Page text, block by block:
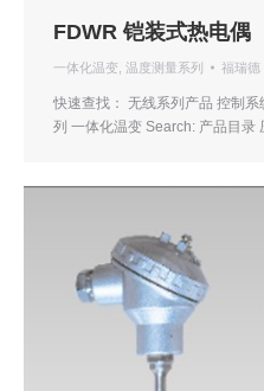
FDWR 铠装式热电偶
一体化温变 温度测量系列 福瑞德
快速查找： 无线系列产品 控制
列 一体化温变 Search: 产品目录